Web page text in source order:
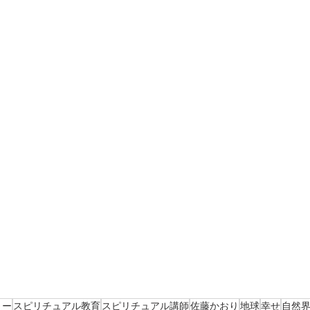
スピリチュアル教育スピリチュアル講師佐藤かおり 地球幸せ 自然界